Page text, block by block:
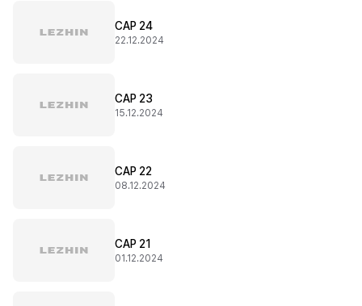
CAP 24
22.12.2024
CAP 23
15.12.2024
CAP 22
08.12.2024
CAP 21
01.12.2024